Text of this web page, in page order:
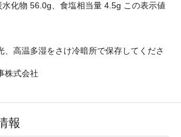
化物 56.0g、食塩相当量 4.5g この表示値
、高温多湿をさけ冷暗所で保存してくださ
株式会社
報